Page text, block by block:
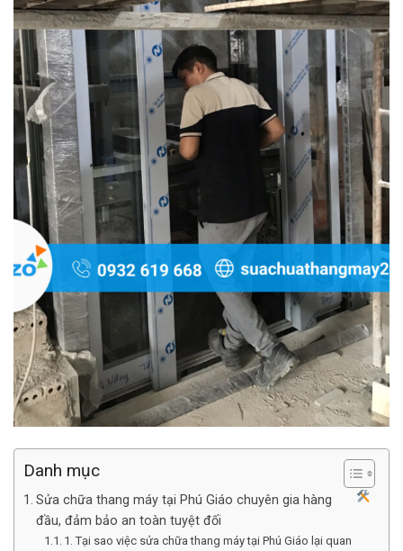
Danh mục
Sửa chữa thang máy tại Phú Giáo chuyên gia hàng
đầu, đảm bảo an toàn tuyệt đối
1. Tại sao việc sửa chữa thang máy tại Phú Giáo lại quan